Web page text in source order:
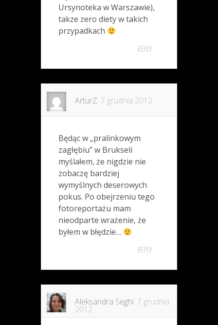
Ursynoteka w Warszawie),
takze zero diety w takich
przypadkach
REPLY
ArturZ 7 grudnia 2012
Będąc w „pralinkowym
zagłębiu” w Brukseli
myślałem, że nigdzie nie
zobaczę bardziej
wymyślnych deserowych
pokus. Po obejrzeniu tego
fotoreportażu mam
nieodparte wrażenie, że
byłem w błędzie…
REPLY
Aleksandra Seghi 7 grudnia
2012